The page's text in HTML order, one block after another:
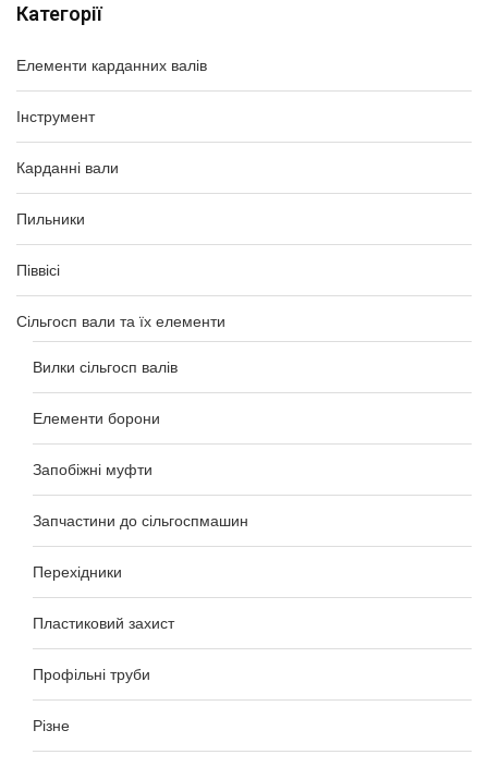
Категорії
Елементи карданних валів
Інструмент
Карданні вали
Пильники
Піввісі
Сільгосп вали та їх елементи
Вилки сільгосп валів
Елементи борони
Запобіжні муфти
Запчастини до сільгоспмашин
Перехідники
Пластиковий захист
Профільні труби
Різне